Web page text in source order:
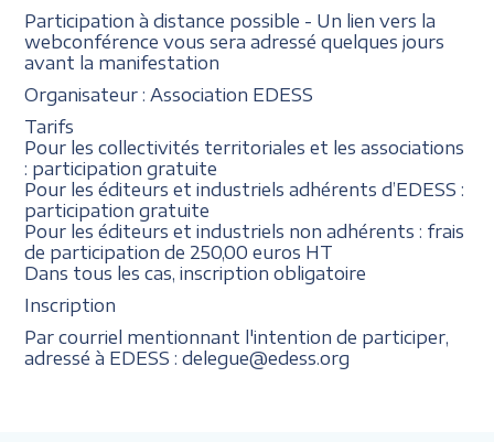
Participation à distance possible - Un lien vers la
webconférence vous sera adressé quelques jours
avant la manifestation
Organisateur : Association EDESS
Tarifs
Pour les collectivités territoriales et les associations
: participation gratuite
Pour les éditeurs et industriels adhérents d’EDESS :
participation gratuite
Pour les éditeurs et industriels non adhérents : frais
de participation de 250,00 euros HT
Dans tous les cas, inscription obligatoire
Inscription
Par courriel mentionnant l'intention de participer,
adressé à EDESS : delegue@edess.org